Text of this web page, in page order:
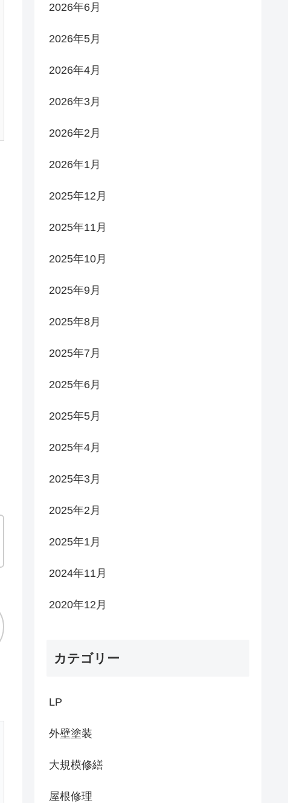
2026年6月
2026年5月
2026年4月
2026年3月
2026年2月
2026年1月
2025年12月
2025年11月
2025年10月
2025年9月
2025年8月
2025年7月
2025年6月
2025年5月
2025年4月
2025年3月
2025年2月
2025年1月
2024年11月
2020年12月
カテゴリー
LP
外壁塗装
大規模修繕
屋根修理